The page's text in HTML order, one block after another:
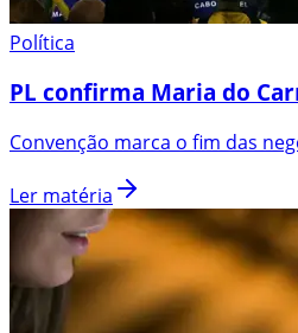
Política
PL confirma Maria do
Convenção marca o fim das
Ler matéria